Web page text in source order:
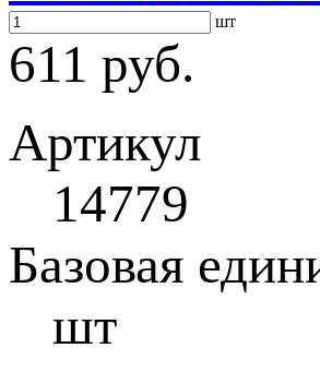
шт
611 руб.
Артикул
14779
Базовая
шт